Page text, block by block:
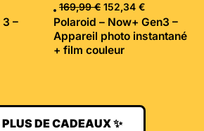
3 –
169,99€ 152,34 €
Polaroid – Now+ Gen3 –
Appareil photo instantané
+ film couleur
DE CADEAUX ✨